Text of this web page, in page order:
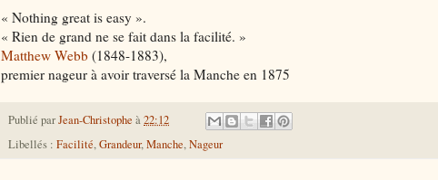
« Nothing great is easy ».
« Rien de grand ne se fait dans la facilité. »
Matthew Webb (1848-1883),
premier nageur à avoir traversé la Manche en 1875
Publié parJean-Christophe à22:12
Libellés : Facilité,Grandeur,Manche,Nageur